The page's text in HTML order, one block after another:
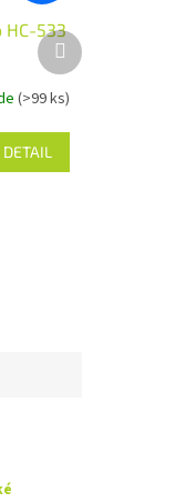
HC-533
(>99 ks)
DETAIL
Ďalší
produkt